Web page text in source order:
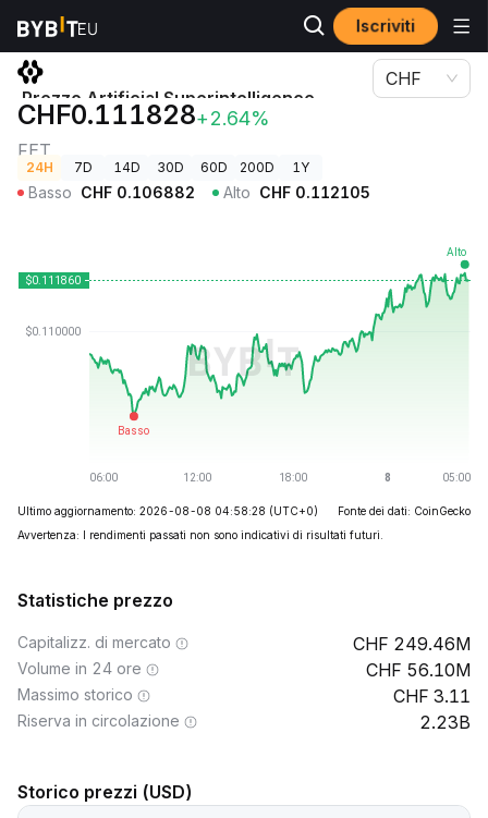
Iscriviti
Prezzi Crypto Prezzo Artificial Superintelligence Alliance FET
Prezzo Artificial Superintelligence
Alliance
FET
CHF0.111828+2.64%
CHF
24H 7D 14D 30D 60D 200D 1Y
Basso CHF 0.106882 Alto CHF 0.112105
Ultimo aggiornamento: 2026-08-08 04:58:28 (UTC+0)
Fonte dei dati: CoinGecko
Avvertenza: I rendimenti passati non sono indicativi di risultati futuri.
Statistiche prezzo
Capitalizz. di mercato 249.46M
Volume in 24 ore 56.10M
Massimo storico 3.11
Riserva in circolazione 2.23B
Storico prezzi (USD)